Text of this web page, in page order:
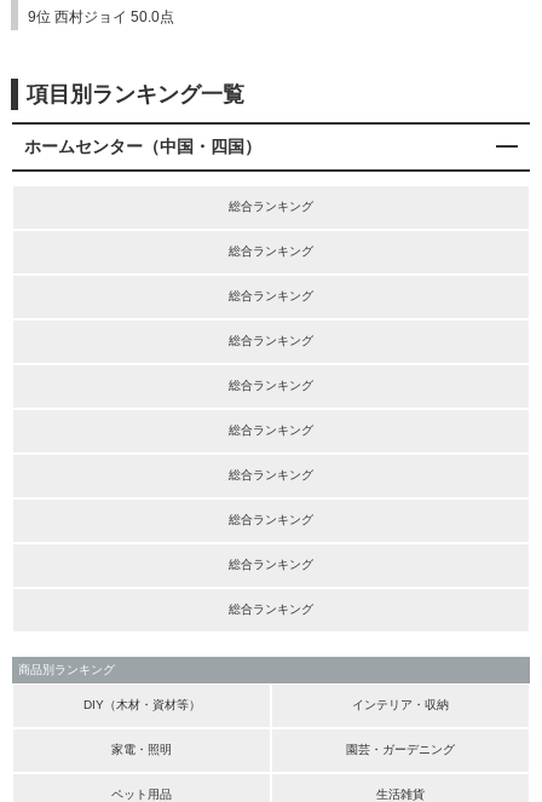
9位 西村ジョイ 50.0点
項目別ランキング一覧
ホームセンター（中国・四国）
総合ランキング
総合ランキング
総合ランキング
総合ランキング
総合ランキング
総合ランキング
総合ランキング
総合ランキング
総合ランキング
総合ランキング
商品別ランキング
DIY（木材・資材等） インテリア・収納
家電・照明 園芸・ガーデニング
ペット用品 生活雑貨